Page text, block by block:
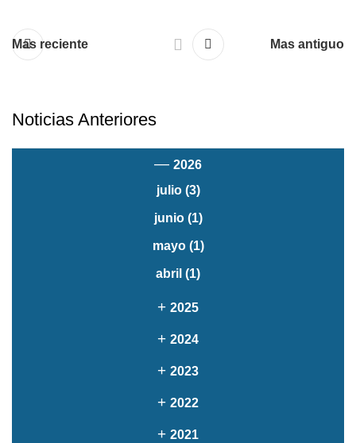
Mas reciente Mas antiguo
Noticias Anteriores
— 2026
julio (3)
junio (1)
mayo (1)
abril (1)
+ 2025
+ 2024
+ 2023
+ 2022
+ 2021